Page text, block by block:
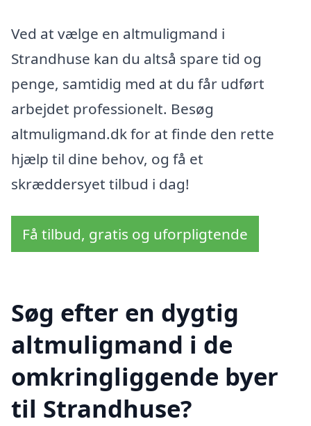
Ved at vælge en altmuligmand i
Strandhuse kan du altså spare tid og
penge, samtidig med at du får udført
arbejdet professionelt. Besøg
altmuligmand.dk for at finde den rette
hjælp til dine behov, og få et
skræddersyet tilbud i dag!
Få tilbud, gratis og uforpligtende
Søg efter en dygtig
altmuligmand i de
omkringliggende byer
til Strandhuse?